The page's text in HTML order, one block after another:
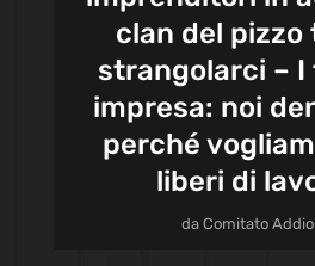
clan del pizzo
strangolarci –
impresa: noi
perché
liberi di
daComitato